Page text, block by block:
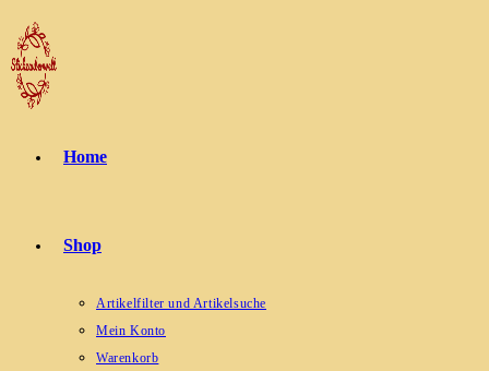
Zum
Inhalt
springen
Home
Shop
Artikelfilter und Artikelsuche
Mein Konto
Warenkorb